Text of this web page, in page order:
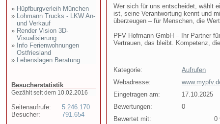
» Hüpfburgverleih München
» Lohmann Trucks - LKW An-
und Verkauf
» Render Vision 3D-
Visualisierung
» Info Ferienwohnungen
Ostfriesland
» Lebenslagen Beratung
Besucherstatistik
Gezählt seit dem 10.02.2016
Seitenaufrufe:
Besucher:
5.246.170
791.654
Wer sich für uns entscheidet, wählt
ist, seine Verantwortung kennt und
überzeugen – für Menschen, die
PFV Hofmann GmbH – Ihr Partner
Vertrauen, das bleibt. Kompetenz,
Kategorie:
Aufrufen
Webadresse:
Eingetragen am:
17.10.2025
Bewertungen:
0
Bewertet mit:
0